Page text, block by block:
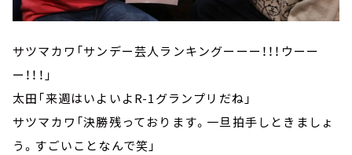
サツマカワ「サンデー芸人ランキングーーー！！！ウーー
ー！！！」
太田「来週はいよいよR-1グランプリだね」
サツマカワ「決勝残っております。一旦拍手しときましょ
う。すごいことなんで笑」